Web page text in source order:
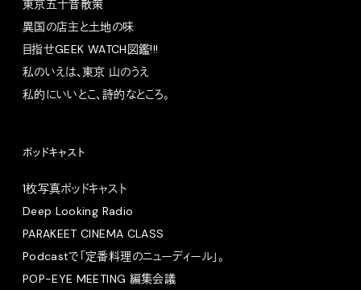
東京五十音散策
異国の店主と土地の味
目指せGEEK WATCH図鑑!!!
私のいえは、東京 山のうえ
私的にいいとこ、詩的なところ。
ポッドキャスト
1枚写真ポッドキャスト
Deep Looking Radio
PARAKEET CINEMA CLASS
Podcastで「定番料理のニューディール」。
POP-EYE MEETING 編集会議